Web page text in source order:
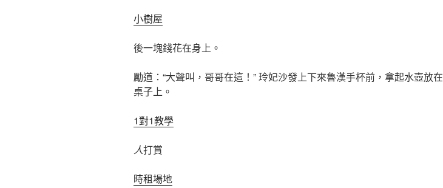
小樹屋
後一塊錢花在身上。
勵道：“大聲叫，哥哥在這！” 玲妃沙發上下來魯漢手杯前，拿起水壺放在
桌子上。
1對1教學
人打賞
時租場地